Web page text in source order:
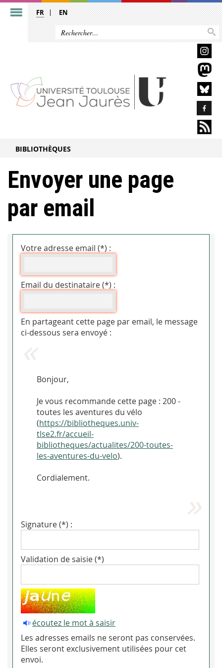
FR EN
BIBLIOTHÈQUES
Envoyer une page
par email
Votre adresse email (*) :
Email du destinataire (*) :
En partageant cette page par email, le message
ci-dessous sera envoyé :
Bonjour,
Je vous recommande cette page : 200 -
toutes les aventures du vélo
(https://bibliotheques.univ-
tlse2.fr/accueil-
bibliotheques/actualites/200-toutes-
les-aventures-du-velo).
Cordialement.
Signature (*) :
Validation de saisie (*)
écoutez le mot à saisir
Les adresses emails ne seront pas conservées.
Elles seront exclusivement utilisées pour cet
envoi.